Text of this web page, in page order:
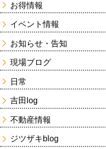
お得情報
イベント情報
お知らせ・告知
現場ブログ
日常
吉田log
不動産情報
ジツザキblog